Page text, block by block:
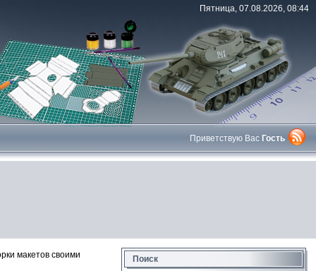
Пятница, 07.08.2026, 08:44
Приветствую Вас Гость
макетов своими Поиск